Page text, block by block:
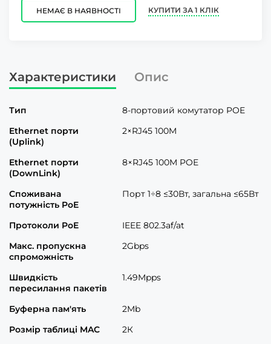
НЕМАЄ В НАЯВНОСТІ КУПИТИ ЗА 1 КЛІК
Характеристики Опис
Тип
8-портовий комутатор POE
Ethernet порти
(Uplink)
2×RJ45 100M
Ethernet порти
(DownLink)
8×RJ45 100M POE
Споживана
потужність PoE
Порт 1÷8 ≤30Вт, загальна ≤65Вт
Протоколи PoE
IEEE 802.3af/at
Макс. пропускна
спроможність
2Gbps
Швидкість
пересилання пакетів
1.49Mpps
Буферна пам'ять
2Mb
Розмір таблиці MAC
2К